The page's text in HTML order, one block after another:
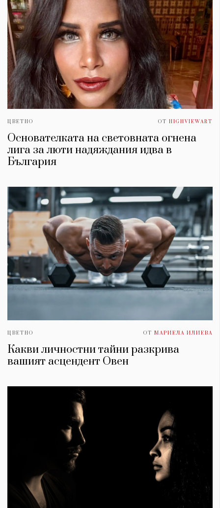
ЦВЕТНО ОТ HIGHVIEWART
Основателката на световната огнена
лига за люти надяждания идва в
България
ЦВЕТНО ОТ МАРИЕЛА ИЛИЕВА
Какви личностни тайни разкрива
вашият асцендент Овен